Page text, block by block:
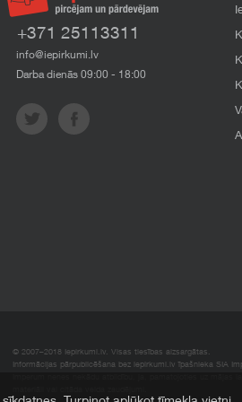
+371 25113311
info@iepirkumi.lv
Darba dienās 09:00 - 18:00
© 2007–2018 Iepirkumi.lv. Visas tiesības aizsargātas.
Informācijas pārpublicēšana bez iepirkumi.lv īpašnieka SIA